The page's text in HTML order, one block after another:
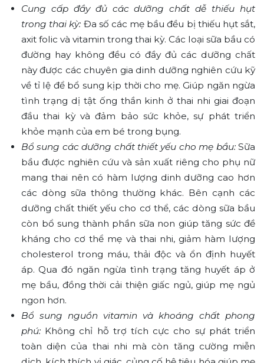
Cung cấp đầy đủ các dưỡng chất dễ thiếu hụt
trong thai kỳ: Đa số các mẹ bầu đều bị thiếu hụt sắt,
axit folic và vitamin trong thai kỳ. Các loại sữa bầu có
đường hay không đều có đầy đủ các dưỡng chất
này được các chuyên gia dinh dưỡng nghiên cứu kỹ
về tỉ lệ để bổ sung kịp thời cho mẹ. Giúp ngăn ngừa
tình trạng dị tật ống thần kinh ở thai nhi giai đoạn
đầu thai kỳ và đảm bảo sức khỏe, sự phát triển
khỏe mạnh của em bé trong bụng.
Bổ sung các dưỡng chất thiết yếu cho mẹ bầu:Sữa
bầu được nghiên cứu và sản xuất riêng cho phụ nữ
mang thai nên có hàm lượng dinh dưỡng cao hơn
các dòng sữa thông thường khác. Bên cạnh các
dưỡng chất thiết yếu cho cơ thể, các dòng sữa bầu
còn bổ sung thành phần sữa non giúp tăng sức đề
kháng cho cơ thể mẹ và thai nhi, giảm hàm lượng
cholesterol trong máu, thải độc và ổn định huyết
áp. Qua đó ngăn ngừa tình trạng tăng huyết áp ở
mẹ bầu, đồng thời cải thiện giấc ngủ, giúp mẹ ngủ
ngon hơn.
Bổ sung nguồn vitamin và khoáng chất phong
phú: Không chỉ hỗ trợ tích cực cho sự phát triển
toàn diện của thai nhi mà còn tăng cường miễn